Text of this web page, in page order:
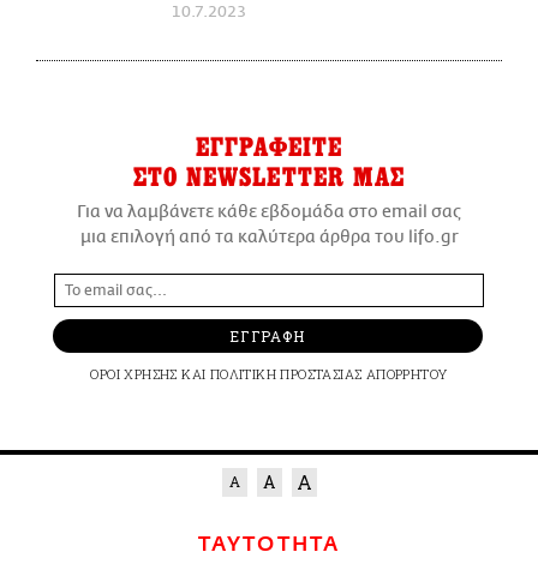
10.7.2023
ΕΓΓΡΑΦΕΙΤΕ
ΣΤΟ NEWSLETTER ΜΑΣ
Για να λαμβάνετε κάθε εβδομάδα στο email σας
μια επιλογή από τα καλύτερα άρθρα του lifo.gr
ΕΓΓΡΑΦΗ
ΟΡΟΙ ΧΡΗΣΗΣ ΚΑΙ ΠΟΛΙΤΙΚΗ ΠΡΟΣΤΑΣΙΑΣ ΑΠΟΡΡΗΤΟΥ
ΤΑΥΤΟΤΗΤΑ